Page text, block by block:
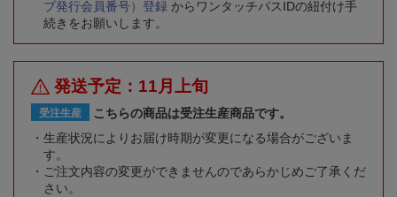
ブ発行会員番号）登録 からワンタッチパスIDの紐付け手
続きをお願いします。
発送予定：11月上旬
受注生産
こちらの商品は受注生産商品です。
生産状況によりお届け時期が変更になる場合がございま
す。
ご注文内容の変更ができませんのであらかじめご了承くだ
さい。